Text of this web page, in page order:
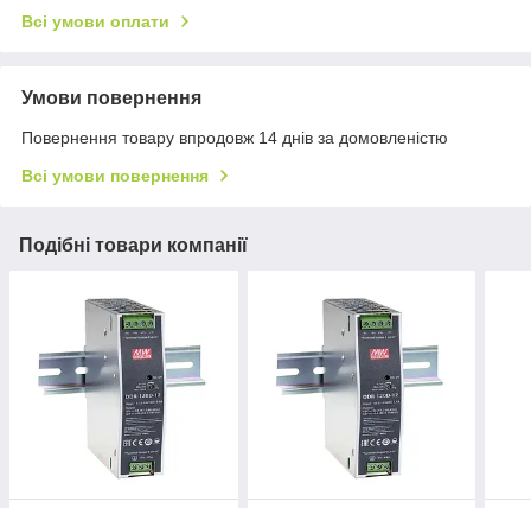
Всі умови оплати
Умови повернення
Повернення товару впродовж 14 днів за домовленістю
Всі умови повернення
Подібні товари компанії